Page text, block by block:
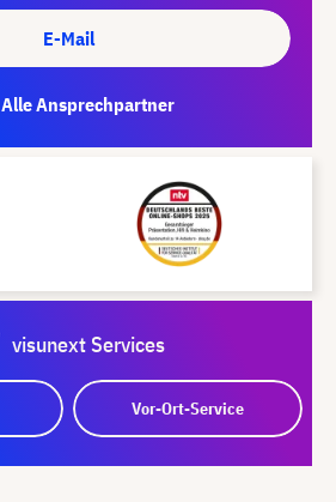
E-Mail
Alle Ansprechpartner
visunext Services
Vor-Ort-Service